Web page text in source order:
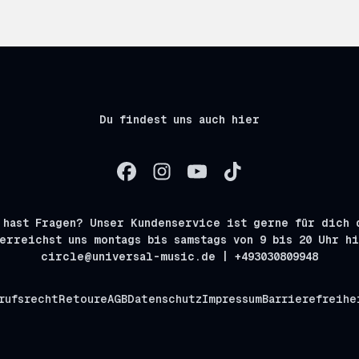
Du findest uns auch hier
hast Fragen? Unser Kundenservice ist gerne für dich
erreichst uns montags bis samstags von 9 bis 20 Uhr
circle@universal-music.de | +493030809948
RetoureAGBDatenschutzImpressum